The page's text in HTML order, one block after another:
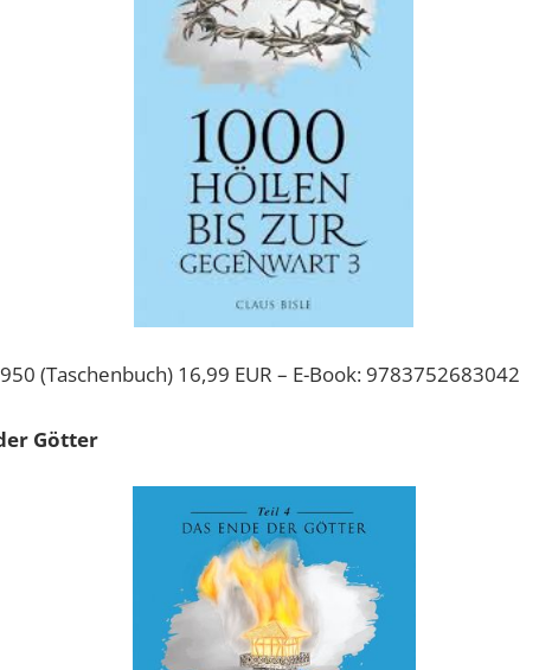
(Taschenbuch) 16,99 EUR – E-Book: 9783752683042
Götter